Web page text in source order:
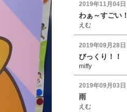
2019年11月04日
わぁ～すごい！
えむ
2019年09月28日
びっくり！！
miffy
2019年09月03日
雨
えむ